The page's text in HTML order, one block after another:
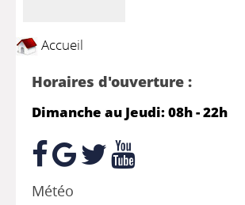
Accueil
Horaires d'ouverture :
Dimanche au Jeudi: 08h - 22h
Météo